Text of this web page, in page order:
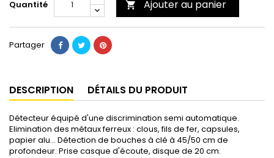
Quantité  Ajouter au panier
Partager
DESCRIPTION DÉTAILS DU PRODUIT
Détecteur équipé d'une discrimination semi automatique.
Elimination des métaux ferreux : clous, fils de fer, capsules,
papier alu... Détection de bouches à clé à 45/50 cm de
profondeur. Prise casque d'écoute, disque de 20 cm.